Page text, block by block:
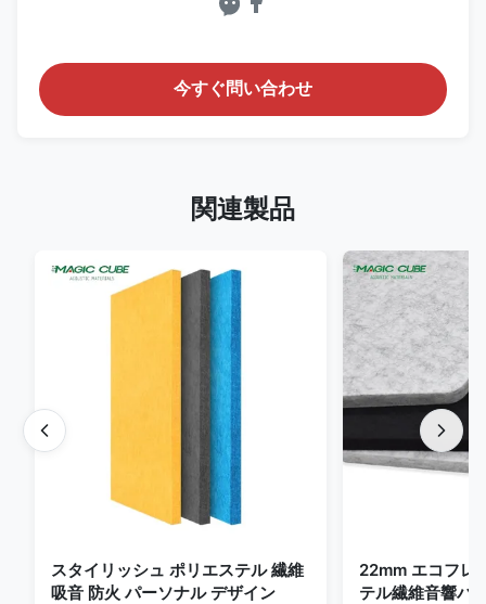
今すぐ問い合わせ
関連製品
スタイリッシュ ポリエステル 繊維
吸音 防火 パーソナル デザイン
22mm エコフレ
テル繊維音響パ